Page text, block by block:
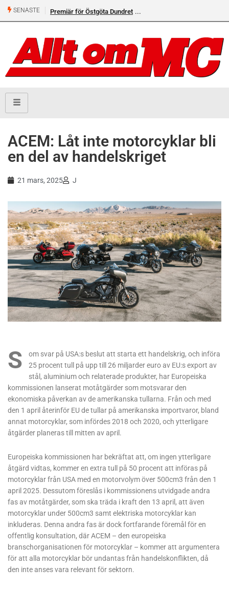
SENASTE Premiär för Östgöta Dundret
ACEM: Låt inte motorcyklar bli
en del av handelskriget
21 mars, 2025 J
S
om svar på USA:s beslut att starta ett handelskrig, och införa
25 procent tull på upp till 26 miljarder euro av EU:s export av
stål, aluminium och relaterade produkter, har Europeiska
kommissionen lanserat motåtgärder som motsvarar den
ekonomiska påverkan av de amerikanska tullarna. Från och med
den 1 april återinför EU de tullar på amerikanska importvaror, bland
annat motorcyklar, som infördes 2018 och 2020, och ytterligare
åtgärder planeras till mitten av april.
Europeiska kommissionen har bekräftat att, om ingen ytterligare
åtgärd vidtas, kommer en extra tull på 50 procent att införas på
motorcyklar från USA med en motorvolym över 500cm3 från den 1
april 2025. Dessutom föreslås i kommissionens utvidgade andra
fas av motåtgärder, som ska träda i kraft den 13 april, att även
motorcyklar under 500cm3 samt elektriska motorcyklar kan
inkluderas. Denna andra fas är dock fortfarande föremål för en
offentlig konsultation, där ACEM – den europeiska
branschorganisationen för motorcyklar – kommer att argumentera
för att alla motorcyklar bör undantas från handelskonflikten, då
den inte anses vara relevant för sektorn.